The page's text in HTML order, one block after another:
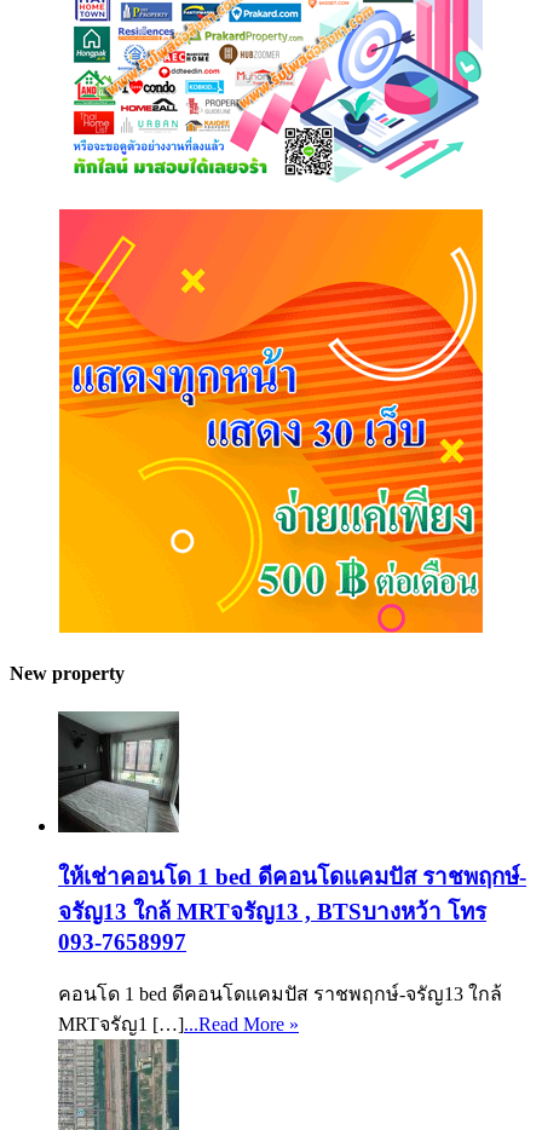
New property
ให้เช่าคอนโด 1 bed ดีคอนโดแคมปัส ราชพฤกษ์-
จรัญ13 ใกล้ MRTจรัญ13 , BTSบางหว้า โทร
093-7658997
คอนโด 1 bed ดีคอนโดแคมปัส ราชพฤกษ์-จรัญ13 ใกล้
MRTจรัญ1 […]...Read More »